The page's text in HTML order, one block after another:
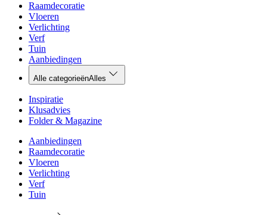
Raamdecoratie
Vloeren
Verlichting
Verf
Tuin
Aanbiedingen
Alle categorieënAlles
Inspiratie
Klusadvies
Folder & Magazine
Aanbiedingen
Raamdecoratie
Vloeren
Verlichting
Verf
Tuin